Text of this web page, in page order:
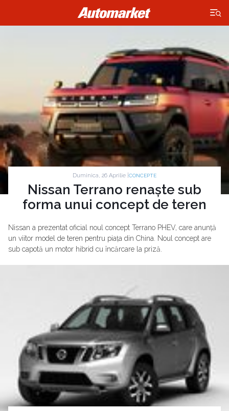
×
Duminica, 26 Aprilie | CONCEPTE
Nissan Terrano renaște sub
forma unui concept de teren
Nissan a prezentat oficial noul concept Terrano PHEV, care anunță
un viitor model de teren pentru piața din China. Noul concept are
sub capotă un motor hibrid cu încărcare la priză.